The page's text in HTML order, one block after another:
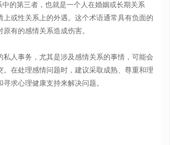
中的第三者，也就是一个人在婚姻或长期关系
上或性关系上的外遇。这个术语通常具有负面的
有的感情关系造成伤害。
私人事务，尤其是涉及感情关系的事情，可能会
。在处理感情问题时，建议采取成熟、尊重和理
求心理健康支持来解决问题。